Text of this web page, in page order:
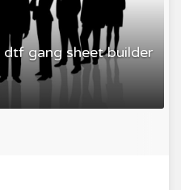
gang sheet builder